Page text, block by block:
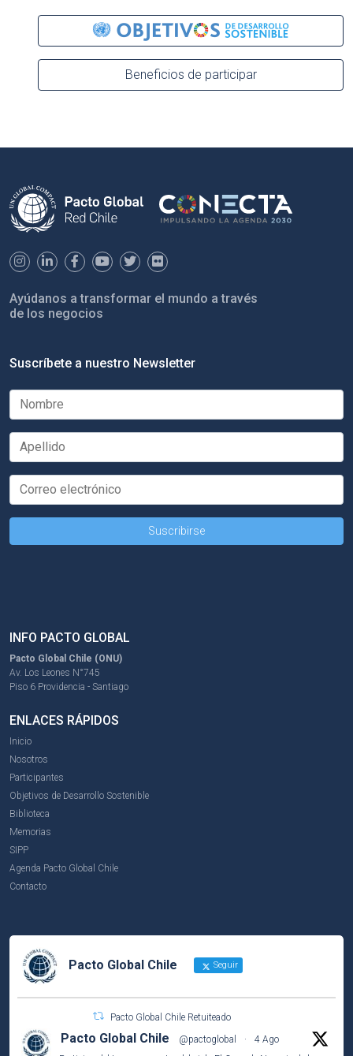
Beneficios de participar
Ayúdanos a transformar el mundo a través
de los negocios
Suscríbete a nuestro Newsletter
INFO PACTO GLOBAL
Pacto Global Chile (ONU)
Av. Los Leones N°745
Piso 6 Providencia - Santiago
ENLACES RÁPIDOS
Inicio
Nosotros
Participantes
Objetivos de Desarrollo Sostenible
Biblioteca
Memorias
SIPP
Agenda Pacto Global Chile
Contacto
Pacto Global Chile Seguir
Pacto Global Chile Retuiteado
Pacto Global Chile @pactoglobal ·
4 Ago